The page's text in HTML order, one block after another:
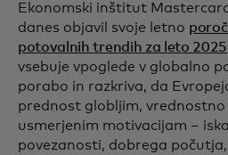
Ekonomski inštitut
danes objavil svoje letno
potovalnih trendih za leto 2025
vsebuje vpoglede v globalno
porabo in razkriva, da
prednost globljim, vrednostno
usmerjenim motivacijam –
povezanosti, dobrega